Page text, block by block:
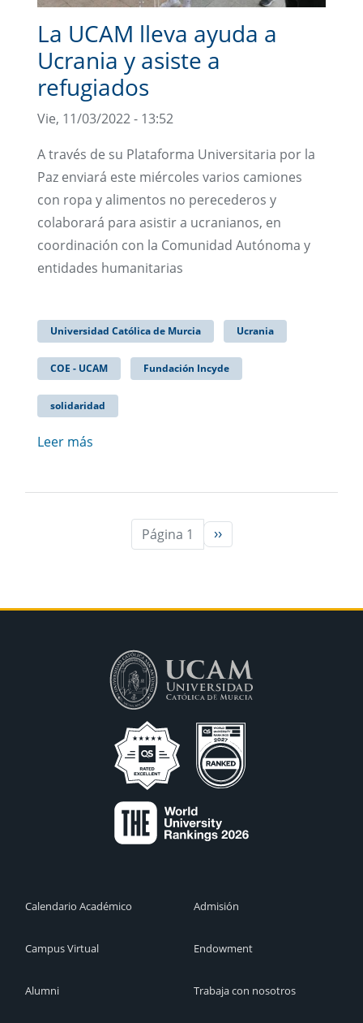
La UCAM lleva ayuda a
Ucrania y asiste a
refugiados
Vie, 11/03/2022 - 13:52
A través de su Plataforma Universitaria por la
Paz enviará este miércoles varios camiones
con ropa y alimentos no perecederos y
colaborará para asistir a ucranianos, en
coordinación con la Comunidad Autónoma y
entidades humanitarias
Universidad Católica de Murcia Ucrania
COE - UCAM Fundación Incyde
solidaridad
Leer más
Página 1 Siguiente página
››
Calendario Académico
Campus Virtual
Alumni
Admisión
Endowment
Trabaja con nosotros